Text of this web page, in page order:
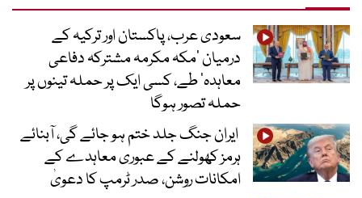
سعودی عرب، پاکستان اور ترکیہ کے
درمیان ’مکہ مکرمہ مشترکہ دفاعی
معاہدہ‘ طے، کسی ایک پر حملہ تینوں پر
حملہ تصور ہوگا
ایران جنگ جلد ختم ہو جائے گی، آبنائے
ہرمز کھولنے کے عبوری معاہدے کے
امکانات روشن، صدر ٹرمپ کا دعویٰ